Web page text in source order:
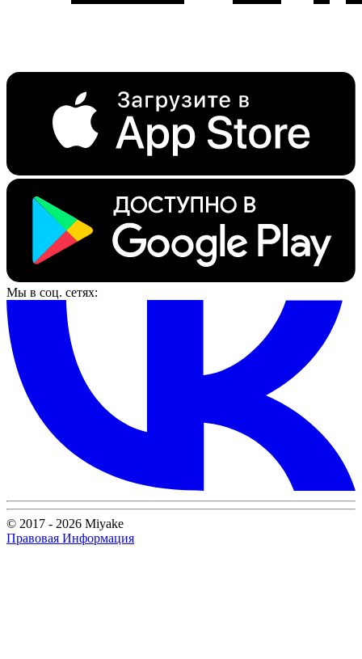
Мы в соц. сетях:
© 2017 - 2026 Miyake
Правовая Информация